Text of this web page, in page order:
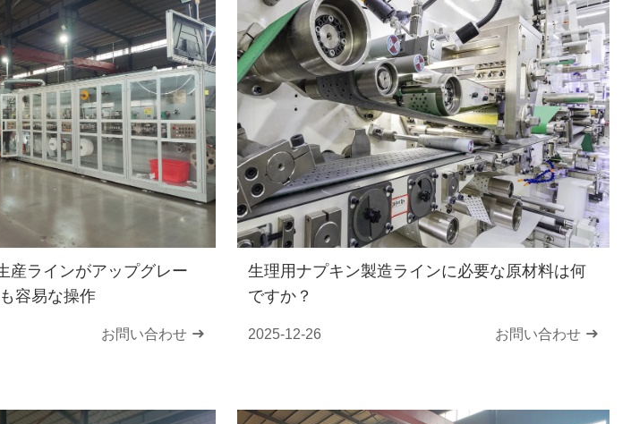
産ラインがアップグレー
容易な操作
お問い合わせ
生理用ナプキン製造ラインに必要な原材料は何
ですか？
2025-12-26 お問い合わせ